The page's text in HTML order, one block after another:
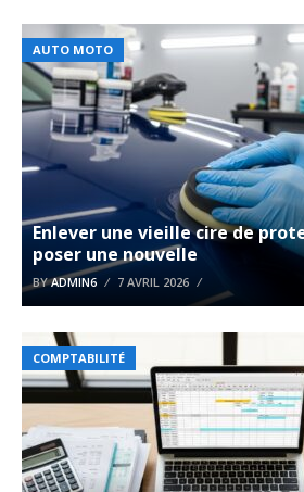
AUTO MOTO
Enlever une vieille cire de
poser une nouvelle
BYADMIN6 7 AVRIL 2026
COMPTABILITÉ